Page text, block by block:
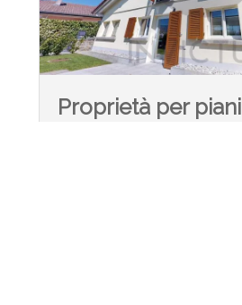
Proprietà per piani